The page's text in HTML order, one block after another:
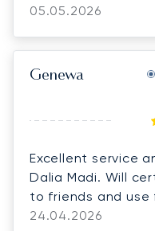
05.05.2026
Genewa
Excellent service
Dalia Madi. Will
to friends and
24.04.2026